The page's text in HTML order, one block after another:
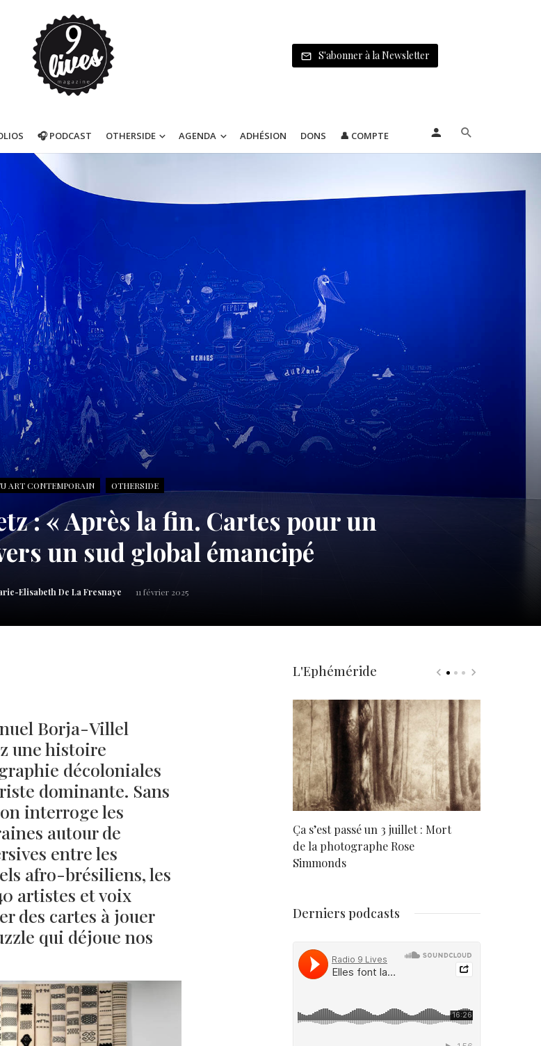
S'abonner à la Newsletter
🎧 PODCAST OTHERSIDE AGENDA ADHÉSION DONS 👤 COMPTE
ART CONTEMPORAIN OTHERSIDE
: « Après la fin. Cartes pour un
un sud global émancipé
Elisabeth De La Fresnaye 11 février 2025
Borja-Villel
une histoire
décoloniales
dominante. Sans
interroge les
autour de
entre les
afro-brésiliens, les
artistes et voix
des cartes à jouer
qui déjoue nos
L'Ephéméride
Kertész
Né un 1er juillet : Léonard
Ça s’est passé un 3 juillet : Mort
de la photographe Rose
Simmonds
Derniers podcasts